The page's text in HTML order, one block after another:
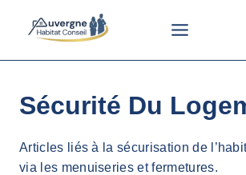
Sécurité Du
Articles liés à la sécurisation de
via les menuiseries et fermetures.